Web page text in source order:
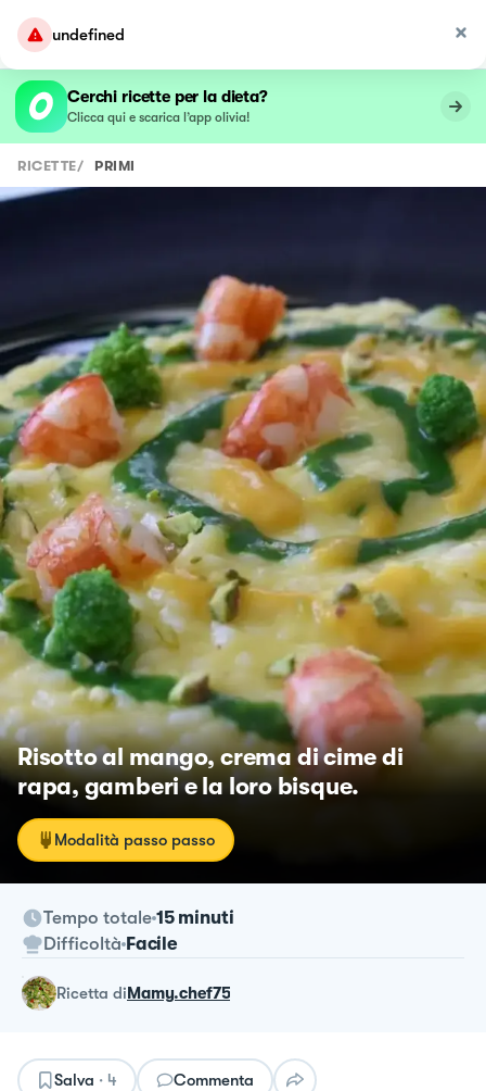
undefined
Cerchi ricette per la dieta?
Clicca qui e scarica l’app olivia!
RICETTE/ PRIMI
Risotto al mango, crema di cime di
rapa, gamberi e la loro bisque.
Modalità passo passo
Tempo totale 15 minuti
Difficoltà Facile
ricetta diMamy.chef75
Salva · 4 Commenta